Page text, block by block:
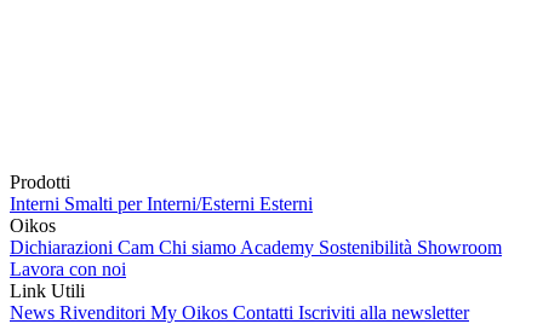
Prodotti
Interni Smalti per Interni/Esterni Esterni
Oikos
Dichiarazioni Cam Chi siamo Academy Sostenibilità Showroom
Lavora con noi
Link Utili
News Rivenditori My Oikos Contatti Iscriviti alla newsletter